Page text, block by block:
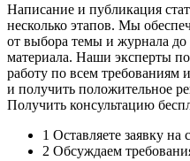
Написание и публикация
несколько этапов. Мы
от выбора темы и журнала
материала. Наши эксперты
работу по всем требованиям
и получить положительное
Получить консультацию
1 Оставляете заявку на
2 Обсуждаем